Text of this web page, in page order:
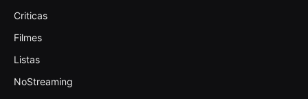
Criticas
Filmes
Listas
NoStreaming